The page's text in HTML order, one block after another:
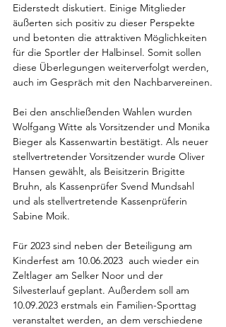
Eiderstedt diskutiert. Einige Mitglieder
äußerten sich positiv zu dieser Perspekte
und betonten die attraktiven Möglichkeiten
für die Sportler der Halbinsel. Somit sollen
diese Überlegungen weiterverfolgt werden,
auch im Gespräch mit den Nachbarvereinen.
Bei den anschließenden Wahlen wurden
Wolfgang Witte als Vorsitzender und Monika
Bieger als Kassenwartin bestätigt. Als neuer
stellvertretender Vorsitzender wurde Oliver
Hansen gewählt, als Beisitzerin Brigitte
Bruhn, als Kassenprüfer Svend Mundsahl
und als stellvertretende Kassenprüferin
Sabine Moik.
Für 2023 sind neben der Beteiligung am
Kinderfest am 10.06.2023  auch wieder ein
Zeltlager am Selker Noor und der
Silvesterlauf geplant. Außerdem soll am
10.09.2023 erstmals ein Familien-Sporttag
veranstaltet werden, an dem verschiedene